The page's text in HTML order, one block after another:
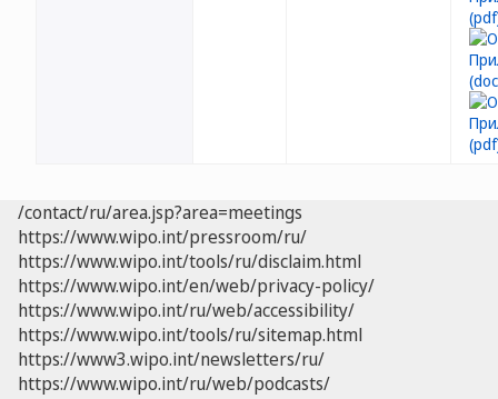
/contact/ru/area.jsp?area=meetings
https://www.wipo.int/pressroom/ru/
https://www.wipo.int/tools/ru/disclaim.html
https://www.wipo.int/en/web/privacy-policy/
https://www.wipo.int/ru/web/accessibility/
https://www.wipo.int/tools/ru/sitemap.html
https://www3.wipo.int/newsletters/ru/
https://www.wipo.int/ru/web/podcasts/